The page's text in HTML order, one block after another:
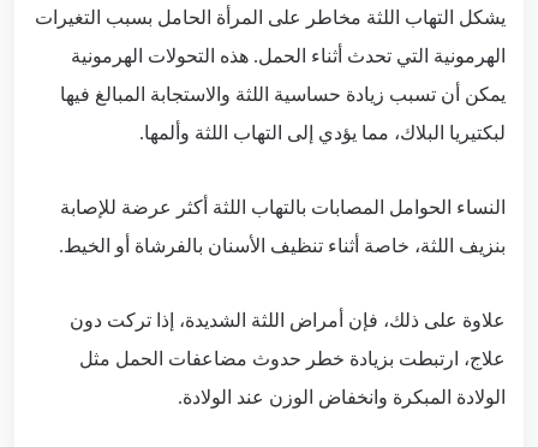
يشكل التهاب اللثة مخاطر على المرأة الحامل بسبب التغيرات
الهرمونية التي تحدث أثناء الحمل. هذه التحولات الهرمونية
يمكن أن تسبب زيادة حساسية اللثة والاستجابة المبالغ فيها
لبكتيريا البلاك، مما يؤدي إلى التهاب اللثة وألمها.
النساء الحوامل المصابات بالتهاب اللثة أكثر عرضة للإصابة
بنزيف اللثة، خاصة أثناء تنظيف الأسنان بالفرشاة أو الخيط.
علاوة على ذلك، فإن أمراض اللثة الشديدة، إذا تركت دون
علاج، ارتبطت بزيادة خطر حدوث مضاعفات الحمل مثل
الولادة المبكرة وانخفاض الوزن عند الولادة.